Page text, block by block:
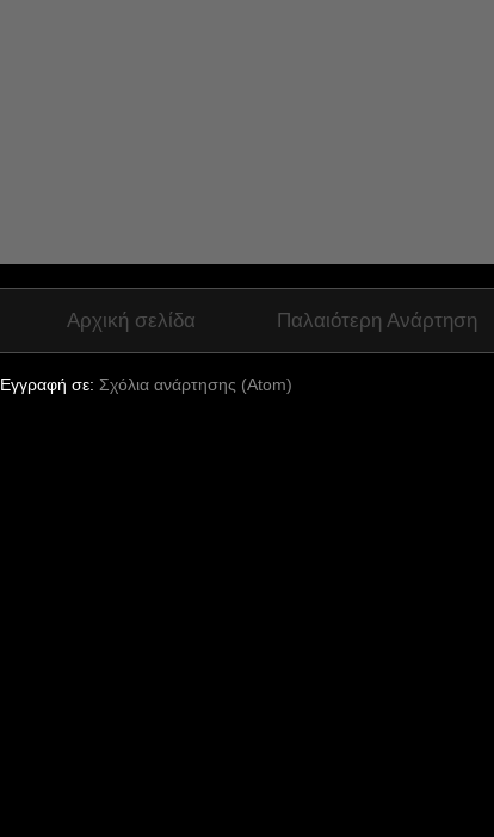
Παλαιότερη Ανάρτηση
Αρχική σελίδα
Εγγραφή σε: Σχόλια ανάρτησης (Atom)